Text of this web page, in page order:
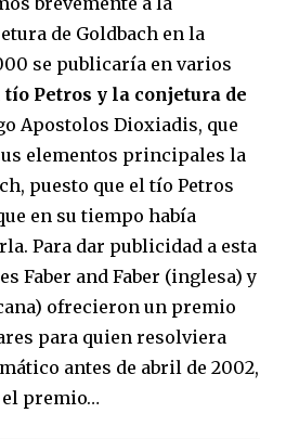
de Goldbach en la
se publicaría en varios
tío Petros y la conjetura de
Apostolos Dioxiadis, que
elementos principales la
puesto que el tío Petros
en su tiempo había
Para dar publicidad a esta
Faber and Faber (inglesa) y
ofrecieron un premio
para quien resolviera
antes de abril de 2002,
premio…